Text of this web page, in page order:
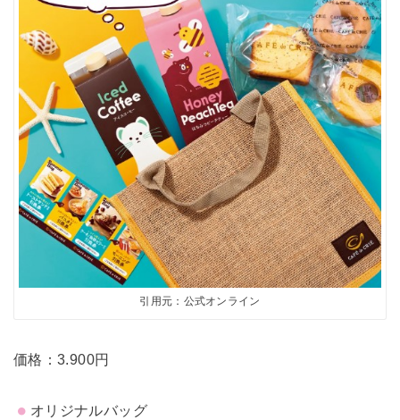
引用元：公式オンライン
価格：3.900円
オリジナルバッグ